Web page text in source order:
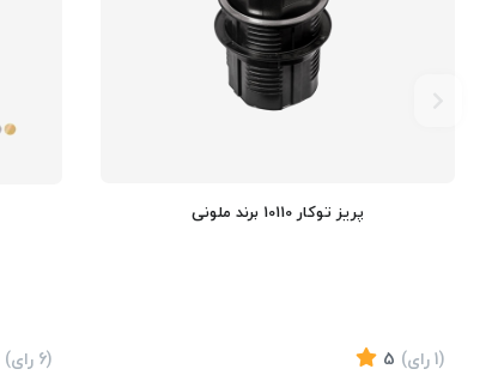
پریز توکار 10110 برند ملونی
(1 رای)
5
(6 رای)